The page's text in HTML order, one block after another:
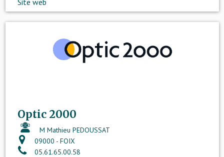
Optic 2000
M Mathieu PEDOUSSAT
09000 - FOIX
05.61.65.00.58